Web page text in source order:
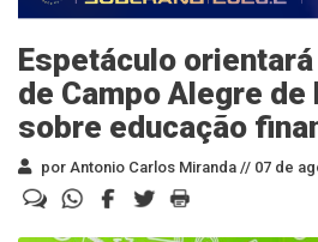
Espetáculo
de Campo Alegre de
sobre educação
por Antonio Carlos Miranda // 07 de